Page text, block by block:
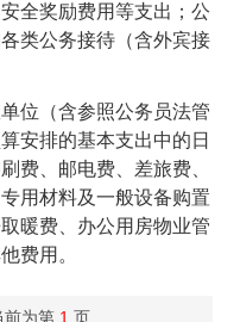
全奖励费用等支出；公
类公务接待（含外宾接
（含参照公务员法管
安排的基本支出中的日
费、邮电费、差旅费、
用材料及一般设备购置
暖费、办公用房物业管
费用。
前为第 1 页